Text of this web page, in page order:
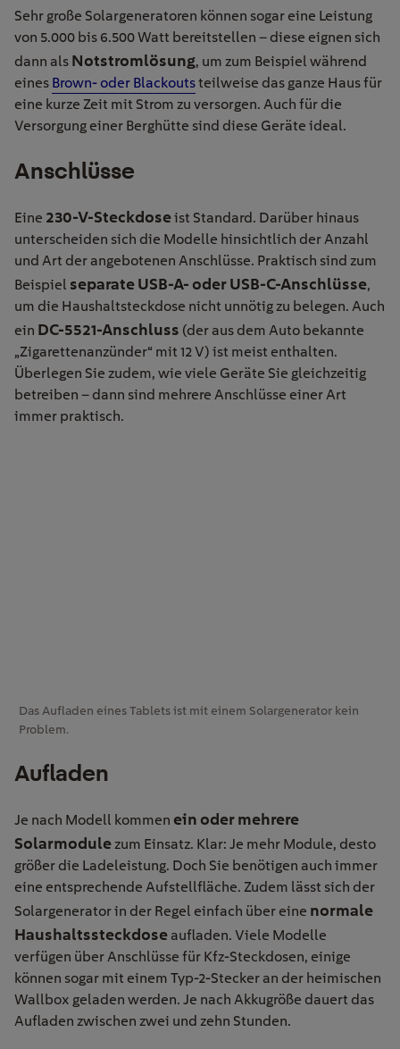
Sehr große Solargeneratoren können sogar eine Leistung
von 5.000 bis 6.500 Watt bereitstellen – diese eignen sich
dann als Notstromlösung, um zum Beispiel während
eines Brown- oder Blackoutsteilweise das ganze Haus für
eine kurze Zeit mit Strom zu versorgen. Auch für die
Versorgung einer Berghütte sind diese Geräte ideal.
Anschlüsse
Eine 230-V-Steckdoseist Standard. Darüber hinaus
unterscheiden sich die Modelle hinsichtlich der Anzahl
und Art der angebotenen Anschlüsse. Praktisch sind zum
Beispiel separate USB-A- oder USB-C-Anschlüsse,
um die Haushaltsteckdose nicht unnötig zu belegen. Auch
ein DC-5521-Anschluss (der aus dem Auto bekannte
„Zigarettenanzünder“ mit 12 V) ist meist enthalten.
Überlegen Sie zudem, wie viele Geräte Sie gleichzeitig
betreiben – dann sind mehrere Anschlüsse einer Art
immer praktisch.
Das Aufladen eines Tablets ist mit einem Solargenerator kein
Problem.
Aufladen
Je nach Modell kommen ein oder mehrere
Solarmodulezum Einsatz. Klar: Je mehr Module, desto
größer die Ladeleistung. Doch Sie benötigen auch immer
eine entsprechende Aufstellfläche. Zudem lässt sich der
Solargenerator in der Regel einfach über eine normale
Haushaltssteckdose aufladen. Viele Modelle
verfügen über Anschlüsse für Kfz-Steckdosen, einige
können sogar mit einem Typ-2-Stecker an der heimischen
Wallbox geladen werden. Je nach Akkugröße dauert das
Aufladen zwischen zwei und zehn Stunden.